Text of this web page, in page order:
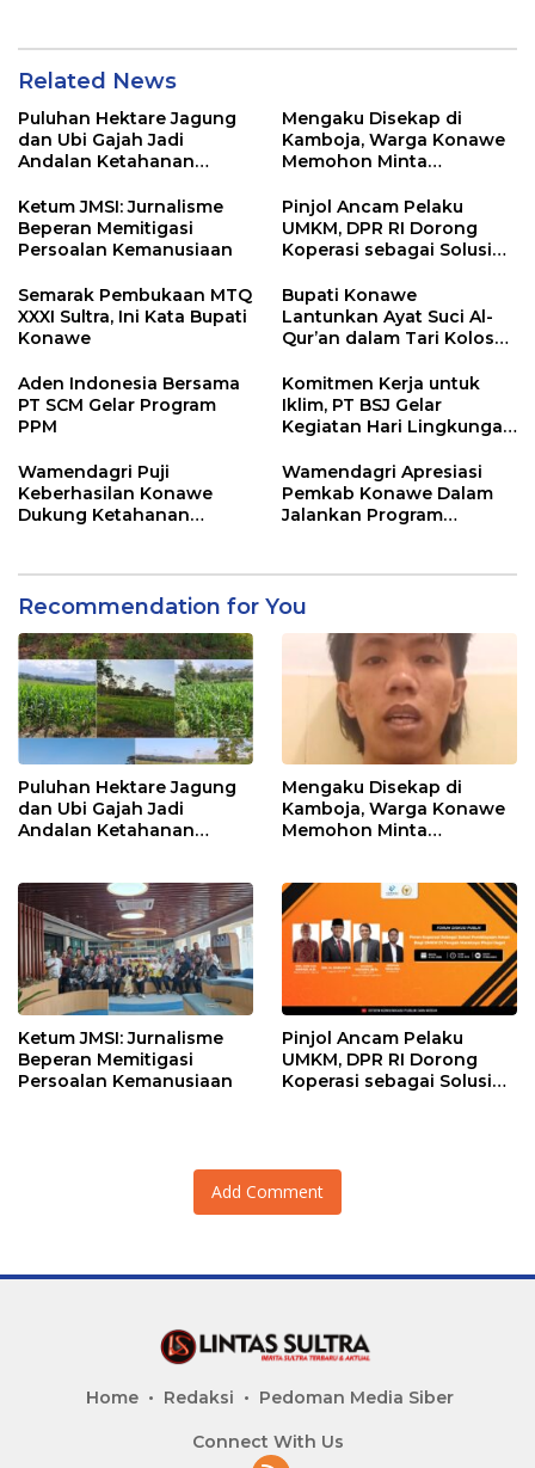
Related News
Puluhan Hektare Jagung
dan Ubi Gajah Jadi
Andalan Ketahanan
Mengaku Disekap di
Kamboja, Warga Konawe
Memohon Minta
Ketum JMSI: Jurnalisme
Beperan Memitigasi
Persoalan Kemanusiaan
Pinjol Ancam Pelaku
UMKM, DPR RI Dorong
Koperasi sebagai Solusi
Semarak Pembukaan MTQ
XXXI Sultra, Ini Kata Bupati
Konawe
Bupati Konawe
Lantunkan Ayat Suci Al-
Qur’an dalam Tari Kolosal
Sultra
Aden Indonesia Bersama
PT SCM Gelar Program
PPM
Komitmen Kerja untuk
Iklim, PT BSJ Gelar
Kegiatan Hari Lingkungan
Wamendagri Puji
Keberhasilan Konawe
Dukung Ketahanan
Wamendagri Apresiasi
Pemkab Konawe Dalam
Jalankan Program
Recommendation for You
Puluhan Hektare Jagung
dan Ubi Gajah Jadi
Andalan Ketahanan
Mengaku Disekap di
Kamboja, Warga Konawe
Memohon Minta
Ketum JMSI: Jurnalisme
Beperan Memitigasi
Persoalan Kemanusiaan
Pinjol Ancam Pelaku
UMKM, DPR RI Dorong
Koperasi sebagai Solusi
Add Comment
Home Redaksi Pedoman Media Siber
Connect With Us